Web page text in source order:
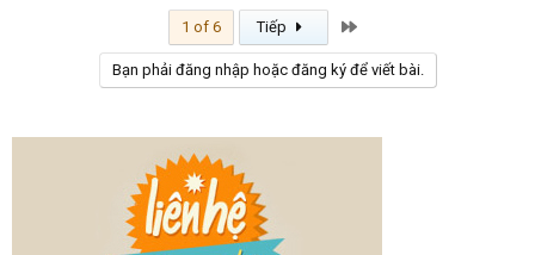
1 of 6 Tiếp
Bạn phải đăng nhập hoặc đăng ký để viết bài.